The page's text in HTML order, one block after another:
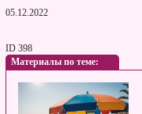
05.12.2022
ID 398
Материалы по теме: